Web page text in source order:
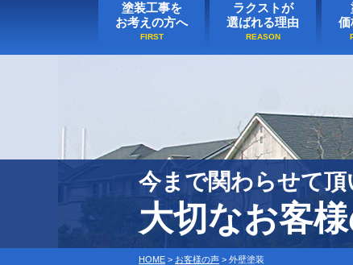
塗装工事を
お考えの方へ
ラクストが
選ばれる理由
価
今まで関わらせて頂
大切なお客
HOME > お客様の声 > 外壁塗装